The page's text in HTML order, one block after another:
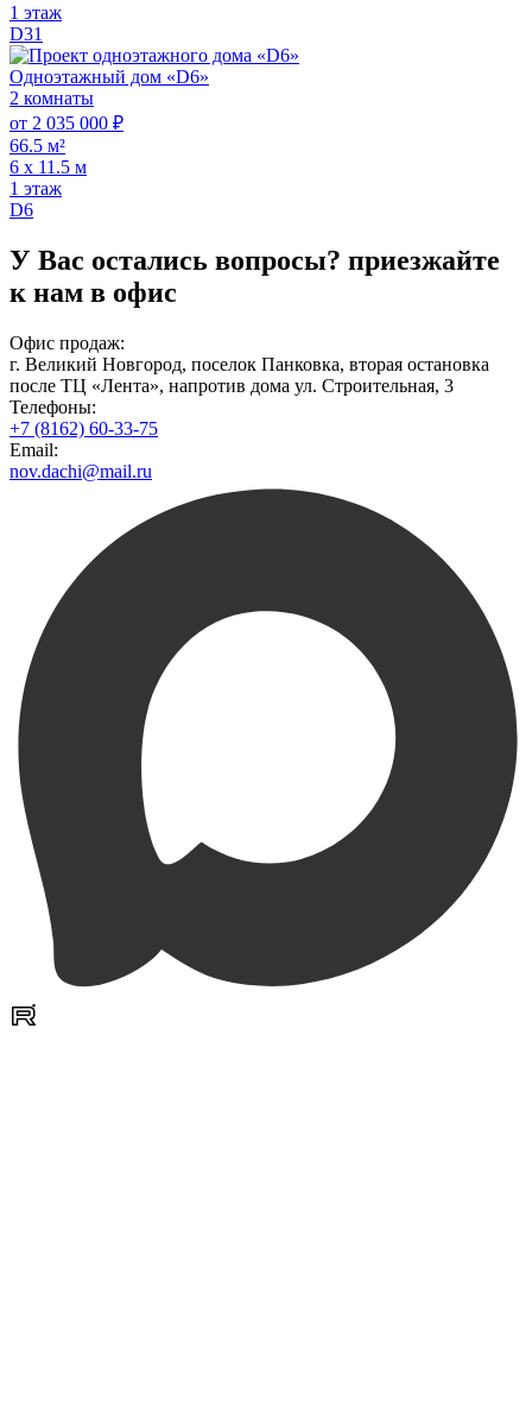
1 этаж
D31
Одноэтажный дом «D6»
2 комнаты
от 2 035 000 ₽
66.5 м²
6 х 11.5 м
1 этаж
D6
У Вас остались вопросы? приезжайте
к нам в офис
Офис продаж:
г. Великий Новгород, поселок Панковка, вторая остановка
после ТЦ «Лента», напротив дома ул. Строительная, 3
Телефоны:
+7 (8162) 60-33-75
Email:
nov.dachi@mail.ru